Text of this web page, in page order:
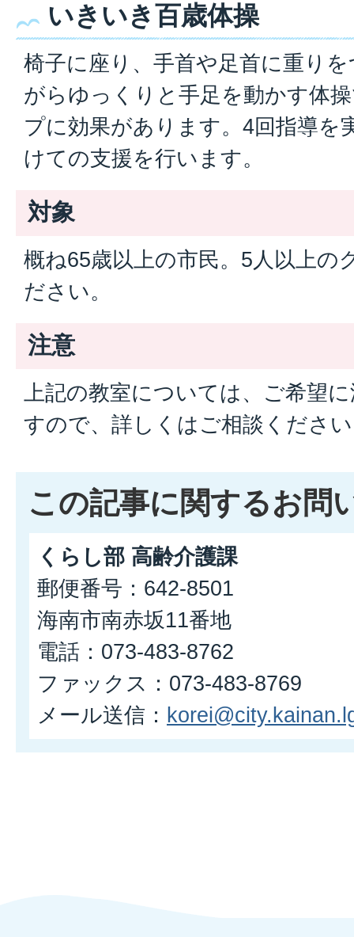
いきいき百歳体操
椅子に座り、手首や足首に重り
がらゆっくりと手足を動かす体
プに効果があります。4回指導を
けての支援を行います。
対象
概ね65歳以上の市民。5人以上の
ださい。
注意
上記の教室については、ご希望
すので、詳しくはご相談くださ
この記事に関するお問
くらし部 高齢介護課
郵便番号：642-8501
海南市南赤坂11番地
電話：073-483-8762
ファックス：073-483-8769
メール送信：